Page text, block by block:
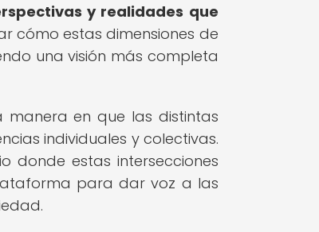
y realidades que
cómo estas dimensiones de
una visión más completa
manera en que las distintas
individuales y colectivas.
donde estas intersecciones
para dar voz a las